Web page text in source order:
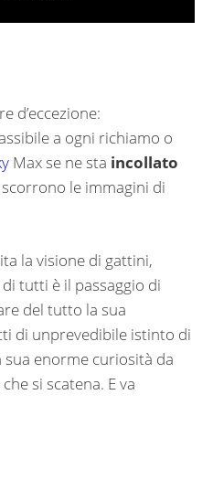
d’eccezione:
a ogni richiamo o
Max se ne sta incollato
le immagini di
la visione di gattini,
tutti è il passaggio di
del tutto la sua
di unprevedibile istinto di
sua enorme curiosità da
si scatena. E va